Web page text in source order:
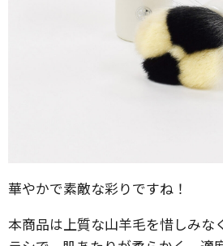
華やかで素敵な彩りですね！
本商品は上質な山羊毛を惜しみな